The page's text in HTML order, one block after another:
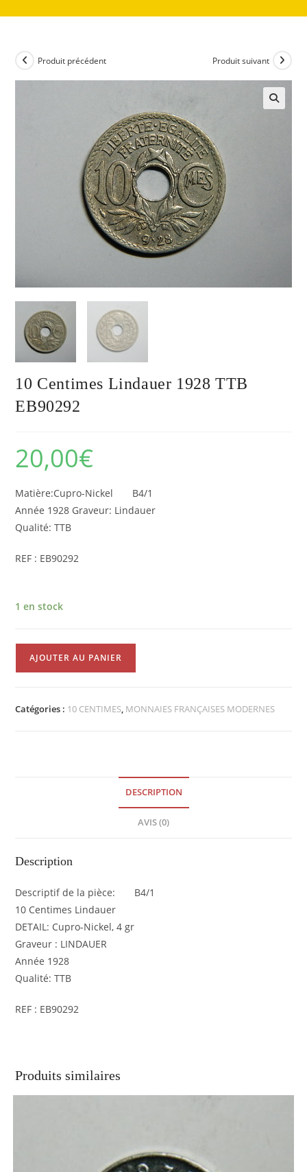
Produit précédent Produit suivant
10 Centimes Lindauer 1928 TTB
EB90292
20,00€
Matière:Cupro-Nickel B4/1
Année 1928 Graveur: Lindauer
Qualité: TTB
REF : EB90292
1 en stock
Centimes
AJOUTER AU PANIER
Catégories : 10 CENTIMES, MONNAIES FRANÇAISES MODERNES
DESCRIPTION
AVIS (0)
Description
Descriptif de la pièce: B4/1
10 Centimes Lindauer
DETAIL: Cupro-Nickel, 4 gr
Graveur : LINDAUER
Année 1928
Qualité: TTB
REF : EB90292
Produits similaires